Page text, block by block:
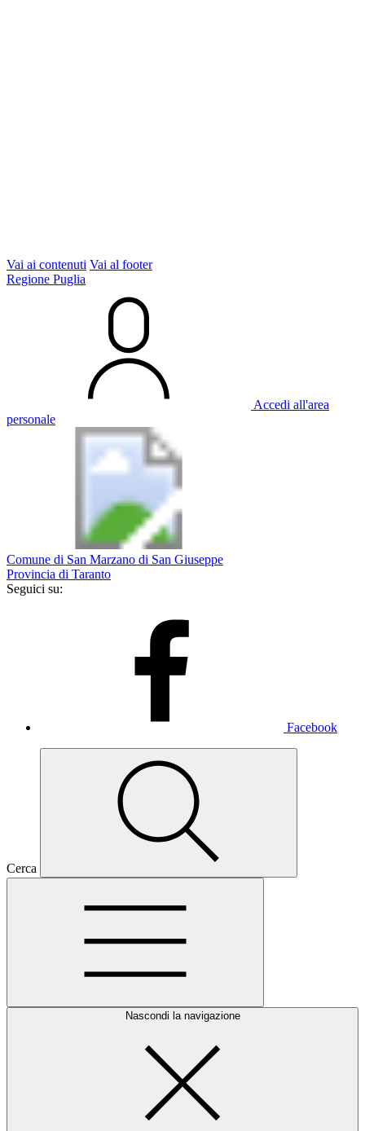
Vai ai contenuti Vai al footer
Regione Puglia
Accedi all'area
personale
Comune di San Marzano di San Giuseppe
Provincia di Taranto
Seguici su:
Facebook
Cerca
Nascondi la navigazione